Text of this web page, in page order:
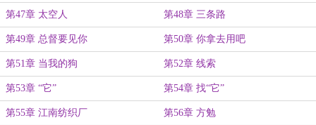
第47章 太空人 第48章 三条路
第49章 总督要见你 第50章 你拿去用吧
第51章 当我的狗 第52章 线索
第53章 “它” 第54章 找“它”
第55章 江南纺织厂 第56章 方勉